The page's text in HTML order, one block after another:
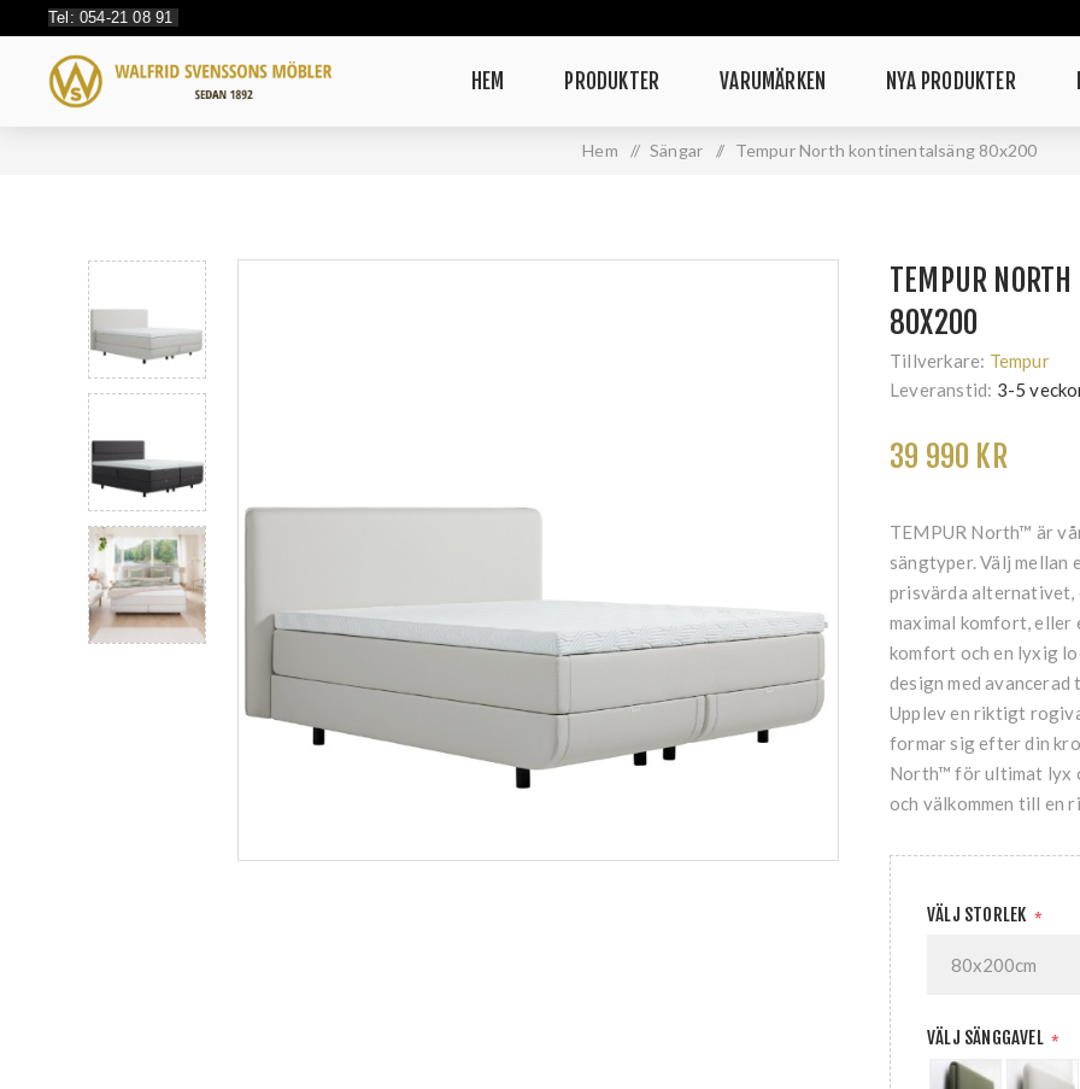
Tel: 054-21 08 91
HEM PRODUKTER VARUMÄRKEN NYA PRODUKTER
Hem / Sängar / Tempur North kontinentalsäng 80x200
TEMPUR
80X200
Tillverkare: Tempur
Leveranstid: 3-5
39 990 KR
TEMPUR North™ är
sängtyper. Välj mellan
prisvärda alternativet,
maximal komfort, eller
komfort och en lyxig
design med
Upplev en riktigt
formar sig efter din
North™ för ultimat lyx
och välkommen till en
VÄLJ STORLEK *
VÄLJ SÄNGGAVEL *